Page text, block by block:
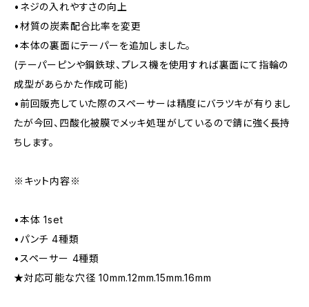
•ネジの入れやすさの向上
•材質の炭素配合比率を変更
•本体の裏面にテーパーを追加しました。
(テーパーピンや鋼鉄球、プレス機を使用すれば裏面にて指輪の
成型があらかた作成可能)
•前回販売していた際のスペーサーは精度にバラツキが有りまし
たが今回、四酸化被膜でメッキ処理がしているので錆に強く長持
ちします。
※キット内容※
•本体 1set
•パンチ 4種類
•スペーサー 4種類
★対応可能な穴径 10mm.12mm.15mm.16mm